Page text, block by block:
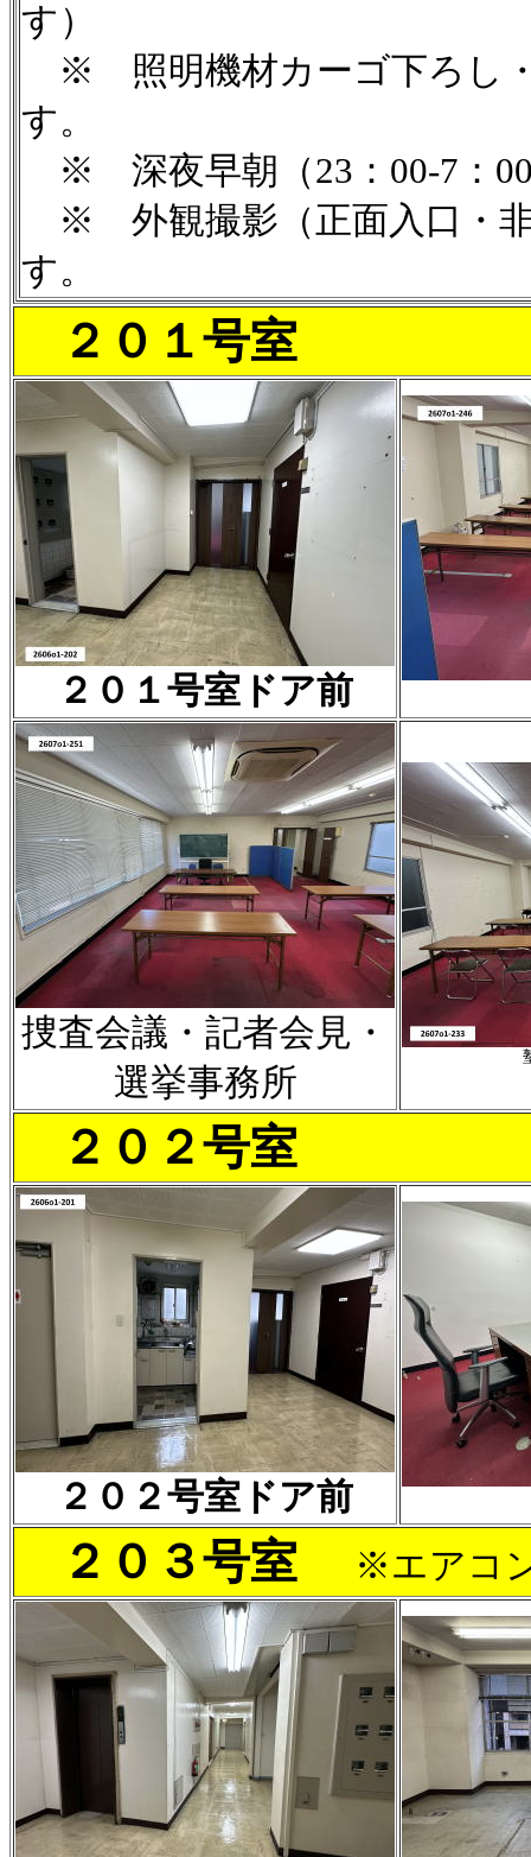
す）
※ 照明機材カーゴ下ろし・
す。
※ 深夜早朝（23：00-7：00
※ 外観撮影（正面入口・非
す。
２０１号室
２０１号室ドア前
捜査会議・記者会見・
選挙事務所
２０２号室
２０２号室ドア前
２０３号室 ※エアコ